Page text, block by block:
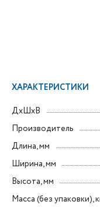
ХАРАКТЕРИСТИКИ
ДxШxВ
Производитель
Длина, мм
Ширина, мм
Высота, мм
Масса (без упаковки),